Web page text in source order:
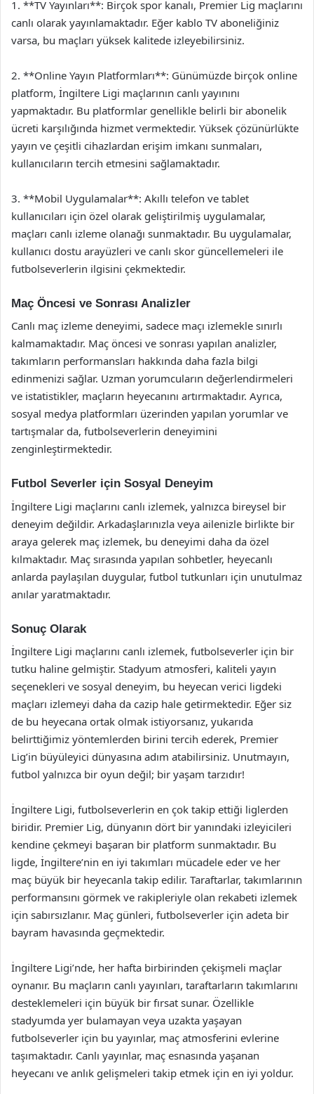
1. **TV Yayınları**: Birçok spor kanalı, Premier Lig maçlarını
canlı olarak yayınlamaktadır. Eğer kablo TV aboneliğiniz
varsa, bu maçları yüksek kalitede izleyebilirsiniz.
2. **Online Yayın Platformları**: Günümüzde birçok online
platform, İngiltere Ligi maçlarının canlı yayınını
yapmaktadır. Bu platformlar genellikle belirli bir abonelik
ücreti karşılığında hizmet vermektedir. Yüksek çözünürlükte
yayın ve çeşitli cihazlardan erişim imkanı sunmaları,
kullanıcıların tercih etmesini sağlamaktadır.
3. **Mobil Uygulamalar**: Akıllı telefon ve tablet
kullanıcıları için özel olarak geliştirilmiş uygulamalar,
maçları canlı izleme olanağı sunmaktadır. Bu uygulamalar,
kullanıcı dostu arayüzleri ve canlı skor güncellemeleri ile
futbolseverlerin ilgisini çekmektedir.
Maç Öncesi ve Sonrası Analizler
Canlı maç izleme deneyimi, sadece maçı izlemekle sınırlı
kalmamaktadır. Maç öncesi ve sonrası yapılan analizler,
takımların performansları hakkında daha fazla bilgi
edinmenizi sağlar. Uzman yorumcuların değerlendirmeleri
ve istatistikler, maçların heyecanını artırmaktadır. Ayrıca,
sosyal medya platformları üzerinden yapılan yorumlar ve
tartışmalar da, futbolseverlerin deneyimini
zenginleştirmektedir.
Futbol Severler için Sosyal Deneyim
İngiltere Ligi maçlarını canlı izlemek, yalnızca bireysel bir
deneyim değildir. Arkadaşlarınızla veya ailenizle birlikte bir
araya gelerek maç izlemek, bu deneyimi daha da özel
kılmaktadır. Maç sırasında yapılan sohbetler, heyecanlı
anlarda paylaşılan duygular, futbol tutkunları için unutulmaz
anılar yaratmaktadır.
Sonuç Olarak
İngiltere Ligi maçlarını canlı izlemek, futbolseverler için bir
tutku haline gelmiştir. Stadyum atmosferi, kaliteli yayın
seçenekleri ve sosyal deneyim, bu heyecan verici ligdeki
maçları izlemeyi daha da cazip hale getirmektedir. Eğer siz
de bu heyecana ortak olmak istiyorsanız, yukarıda
belirttiğimiz yöntemlerden birini tercih ederek, Premier
Lig’in büyüleyici dünyasına adım atabilirsiniz. Unutmayın,
futbol yalnızca bir oyun değil; bir yaşam tarzıdır!
İngiltere Ligi, futbolseverlerin en çok takip ettiği liglerden
biridir. Premier Lig, dünyanın dört bir yanındaki izleyicileri
kendine çekmeyi başaran bir platform sunmaktadır. Bu
ligde, İngiltere’nin en iyi takımları mücadele eder ve her
maç büyük bir heyecanla takip edilir. Taraftarlar, takımlarının
performansını görmek ve rakipleriyle olan rekabeti izlemek
için sabırsızlanır. Maç günleri, futbolseverler için adeta bir
bayram havasında geçmektedir.
İngiltere Ligi’nde, her hafta birbirinden çekişmeli maçlar
oynanır. Bu maçların canlı yayınları, taraftarların takımlarını
desteklemeleri için büyük bir fırsat sunar. Özellikle
stadyumda yer bulamayan veya uzakta yaşayan
futbolseverler için bu yayınlar, maç atmosferini evlerine
taşımaktadır. Canlı yayınlar, maç esnasında yaşanan
heyecanı ve anlık gelişmeleri takip etmek için en iyi yoldur.